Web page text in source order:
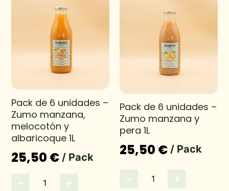
Pack de 6 unidades –
Zumo manzana,
melocotón y
albaricoque 1L
25,50 € / Pack
− +
Pack de 6 unidades –
Zumo manzana y
pera 1L
25,50 € / Pack
− +